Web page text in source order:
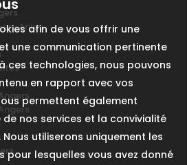
en-Anjouafin de vous offrir une
une communication pertinente
ces technologies, nous pouvons
en rapport avec vos
permettent également
nos services et la convivialité
utiliserons uniquement les
pour lesquelles vous avez donné